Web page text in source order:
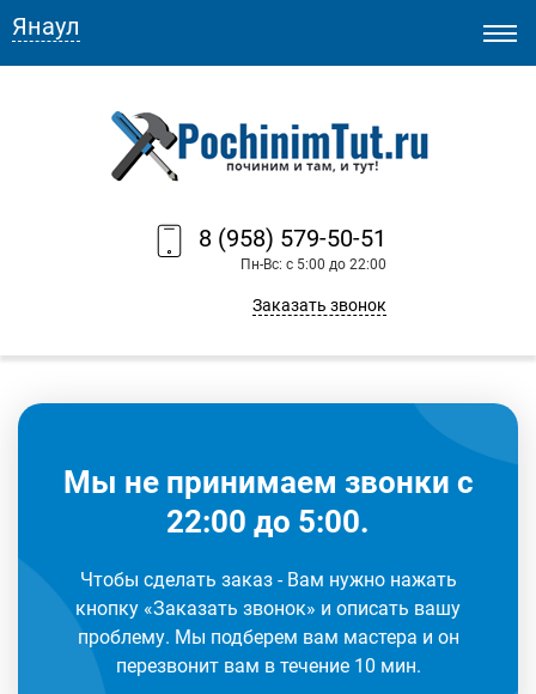
8 (958) 579-50-51
Пн-Вс: с 5:00 до 22:00
Заказать звонок
Янаул
Мы не принимаем звонки с
22:00 до 5:00.
Чтобы сделать заказ - Вам нужно нажать
кнопку «Заказать звонок» и описать вашу
проблему. Мы подберем вам мастера и он
перезвонит вам в течение 10 мин.